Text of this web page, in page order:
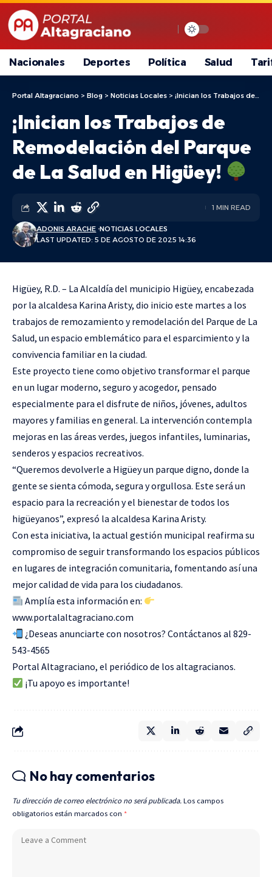
Nacionales Deportes Política Salud
Portal Altagraciano > Blog > Noticias Locales > ¡Inician los Trabajos de Remodelación del Parque de La Salud en Higüey!
¡Inician los Trabajos de
Remodelación del Parque
de La Salud en Higüey!
LAST UPDATED: 5 DE AGOSTO DE 2025 14:36
ADONIS ARACHE NOTICIAS LOCALES
1 MIN READ
Higüey, R.D. – La Alcaldía del municipio Higüey, encabezada
por la alcaldesa Karina Aristy, dio inicio este martes a los
trabajos de remozamiento y remodelación del Parque de La
Salud, un espacio emblemático para el esparcimiento y la
convivencia familiar en la ciudad.
Este proyecto tiene como objetivo transformar el parque
en un lugar moderno, seguro y acogedor, pensado
especialmente para el disfrute de niños, jóvenes, adultos
mayores y familias en general. La intervención contempla
mejoras en las áreas verdes, juegos infantiles, luminarias,
senderos y espacios recreativos.
“Queremos devolverle a Higüey un parque digno, donde la
gente se sienta cómoda, segura y orgullosa. Este será un
espacio para la recreación y el bienestar de todos los
higüeyanos”, expresó la alcaldesa Karina Aristy.
Con esta iniciativa, la actual gestión municipal reafirma su
compromiso de seguir transformando los espacios públicos
en lugares de integración comunitaria, fomentando así una
mejor calidad de vida para los ciudadanos.
Amplía esta información en:
www.portalaltagraciano.com
¿Deseas anunciarte con nosotros? Contáctanos al 829-
543-4565
Portal Altagraciano, el periódico de los altagracianos.
¡Tu apoyo es importante!
No hay comentarios
Tu dirección de correo electrónico no será publicada. Los campos
obligatorios están marcados con *